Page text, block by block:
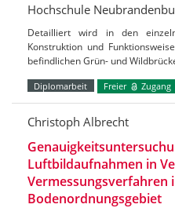
Hochschule
Detailliert wird in den
Konstruktion und
befindlichen Grün- und
Diplomarbeit Freier Zugang
Christoph Albrecht
Luftbildaufnahmen in
Vermessungsverfahren
Bodenordnungsgebiet